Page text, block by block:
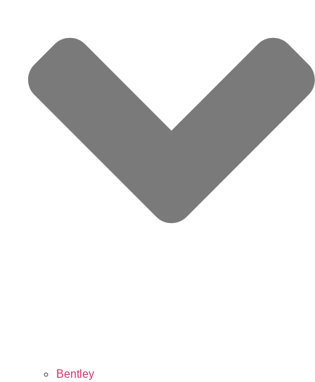
Bentley